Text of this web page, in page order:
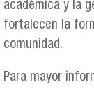
académica y la
fortalecen la
comunidad.
Para mayor